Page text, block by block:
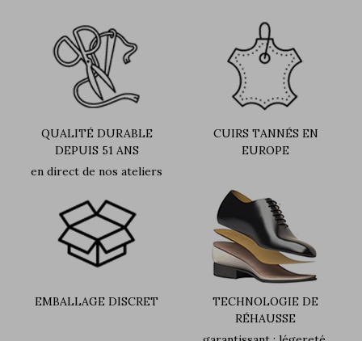
QUALITÉ DURABLE
DEPUIS 51 ANS
en direct de nos ateliers
CUIRS TANNÉS EN
EUROPE
EMBALLAGE DISCRET
TECHNOLOGIE DE
RÉHAUSSE